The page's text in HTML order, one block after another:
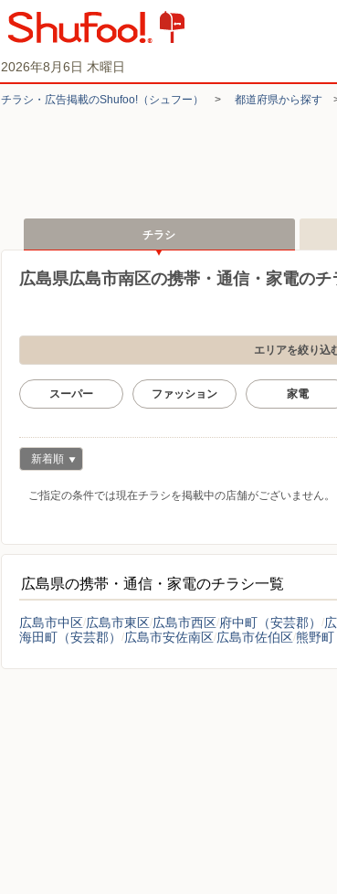
2026年8月6日 木曜日
チラシ・​広告掲載の​Shufoo!​（シュフー） > 都道府県から探す
チラシ
広島県広島市南区の携帯・通信・家電のチ
エリアを絞り込
スーパー ファッション 家電
新着順
ご指定の条件では現在チラシを掲載中の店舗がございません。
広島県の携帯・通信・家電のチラシ一覧
広島市中区 広島市東区 広島市西区 府中町（安芸郡）
海田町（安芸郡）
広島市安佐南区 広島市佐伯区熊野町